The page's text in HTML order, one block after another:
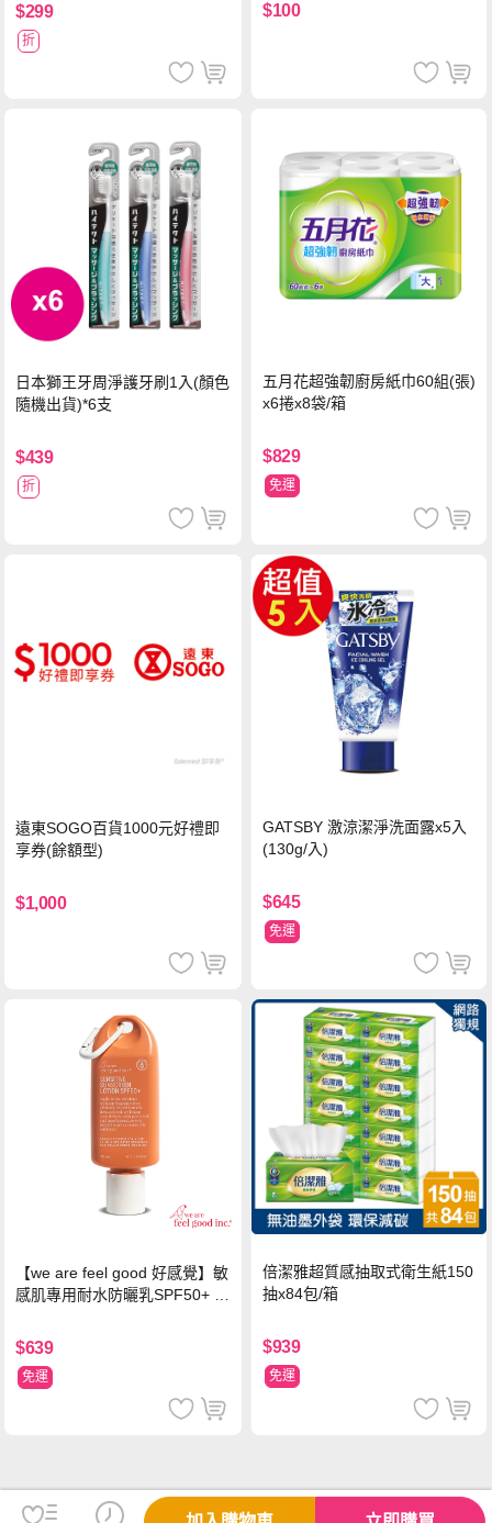
$299
折
$100
日本獅王牙周淨護牙刷1入(顏色
隨機出貨)*6支
$439
折
五月花超強韌廚房紙巾60組(張)
x6捲x8袋/箱
$829
免運
遠東SOGO百貨1000元好禮即
享券(餘額型)
$1,000
GATSBY 激涼潔淨洗面露x5入
(130g/入)
$645
免運
【we are feel good 好感覺】敏
感肌專用耐水防曬乳SPF50+ 7
$639
免運
倍潔雅超質感抽取式衛生紙150
抽x84包/箱
$939
免運